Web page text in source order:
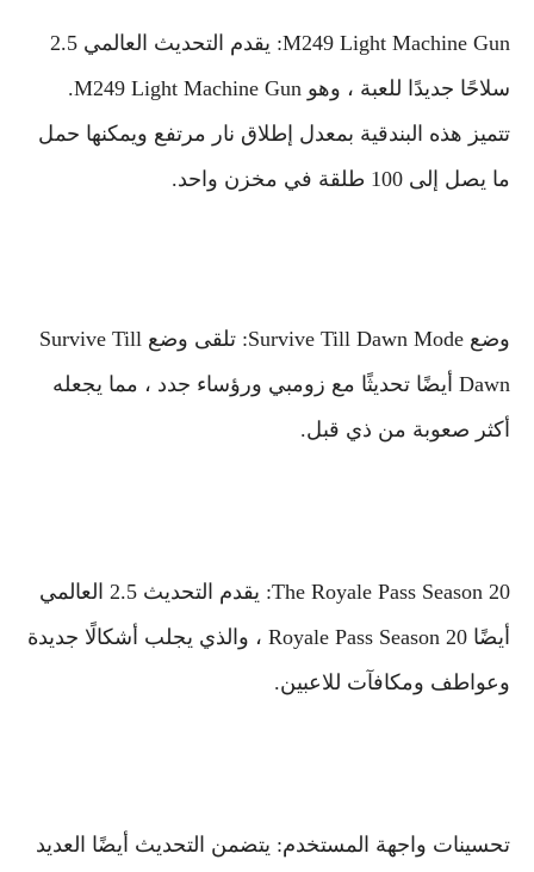
M249 Light Machine Gun: يقدم التحديث العالمي 2.5
سلاحًا جديدًا للعبة ، وهو M249 Light Machine Gun.
تتميز هذه البندقية بمعدل إطلاق نار مرتفع ويمكنها حمل
ما يصل إلى 100 طلقة في مخزن واحد.
وضع Survive Till Dawn Mode: تلقى وضع Survive Till
Dawn أيضًا تحديثًا مع زومبي ورؤساء جدد ، مما يجعله
أكثر صعوبة من ذي قبل.
The Royale Pass Season 20: يقدم التحديث 2.5 العالمي
أيضًا Royale Pass Season 20 ، والذي يجلب أشكالًا جديدة
وعواطف ومكافآت للاعبين.
تحسينات واجهة المستخدم: يتضمن التحديث أيضًا العديد